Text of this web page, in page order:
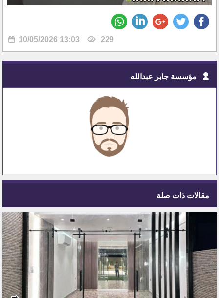
10/05/2026 13:03 229
مؤسسة جابر عبدالله
مقالات ذات صلة